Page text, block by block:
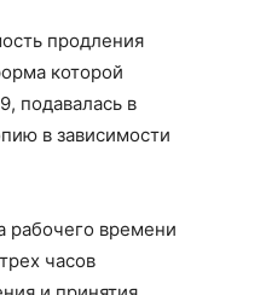
продления
которой
подавалась в
в зависимости
рабочего времени
часов